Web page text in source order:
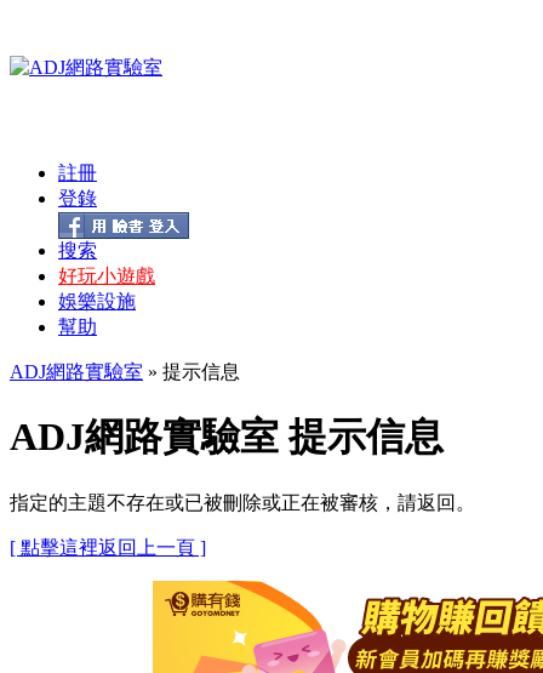
註冊
登錄
搜索
好玩小遊戲
娛樂設施
幫助
ADJ網路實驗室 » 提示信息
ADJ網路實驗室 提示信息
指定的主題不存在或已被刪除或正在被審核，請返回。
[ 點擊這裡返回上一頁 ]